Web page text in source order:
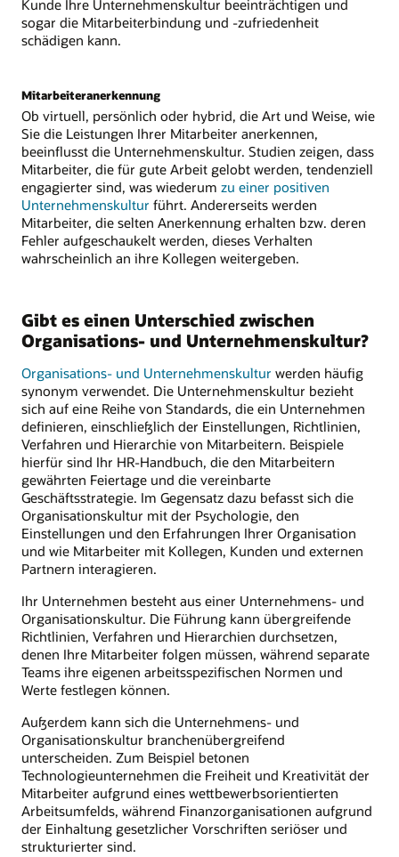
Kunde Ihre Unternehmenskultur beeinträchtigen und
sogar die Mitarbeiterbindung und -zufriedenheit
schädigen kann.
Mitarbeiteranerkennung
Ob virtuell, persönlich oder hybrid, die Art und Weise, wie
Sie die Leistungen Ihrer Mitarbeiter anerkennen,
beeinflusst die Unternehmenskultur. Studien zeigen, dass
Mitarbeiter, die für gute Arbeit gelobt werden, tendenziell
engagierter sind, was wiederum zu einer positiven
Unternehmenskultur führt. Andererseits werden
Mitarbeiter, die selten Anerkennung erhalten bzw. deren
Fehler aufgeschaukelt werden, dieses Verhalten
wahrscheinlich an ihre Kollegen weitergeben.
Gibt es einen Unterschied zwischen
Organisations- und Unternehmenskultur?
Organisations- und Unternehmenskultur werden häufig
synonym verwendet. Die Unternehmenskultur bezieht
sich auf eine Reihe von Standards, die ein Unternehmen
definieren, einschließlich der Einstellungen, Richtlinien,
Verfahren und Hierarchie von Mitarbeitern. Beispiele
hierfür sind Ihr HR-Handbuch, die den Mitarbeitern
gewährten Feiertage und die vereinbarte
Geschäftsstrategie. Im Gegensatz dazu befasst sich die
Organisationskultur mit der Psychologie, den
Einstellungen und den Erfahrungen Ihrer Organisation
und wie Mitarbeiter mit Kollegen, Kunden und externen
Partnern interagieren.
Ihr Unternehmen besteht aus einer Unternehmens- und
Organisationskultur. Die Führung kann übergreifende
Richtlinien, Verfahren und Hierarchien durchsetzen,
denen Ihre Mitarbeiter folgen müssen, während separate
Teams ihre eigenen arbeitsspezifischen Normen und
Werte festlegen können.
Außerdem kann sich die Unternehmens- und
Organisationskultur branchenübergreifend
unterscheiden. Zum Beispiel betonen
Technologieunternehmen die Freiheit und Kreativität der
Mitarbeiter aufgrund eines wettbewerbsorientierten
Arbeitsumfelds, während Finanzorganisationen aufgrund
der Einhaltung gesetzlicher Vorschriften seriöser und
strukturierter sind.